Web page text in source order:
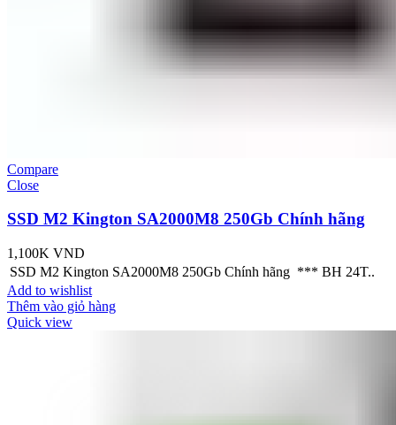
Compare
Close
SSD M2 Kington SA2000M8 250Gb Chính hãng
1,100K VND
SSD M2 Kington SA2000M8 250Gb Chính hãng *** BH 24T..
Add to wishlist
Thêm vào giỏ hàng
Quick view